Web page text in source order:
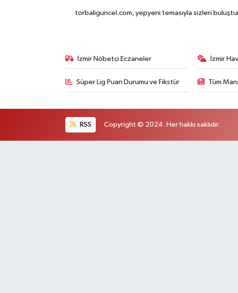
torbaliguncel.com, yepyeni temasıyla sizleri
İzmir Nöbetçi Eczaneler İzmir
Süper Lig Puan Durumu ve Fikstür Tüm
RSS Copyright © 2024. Her hakkı saklıdır.